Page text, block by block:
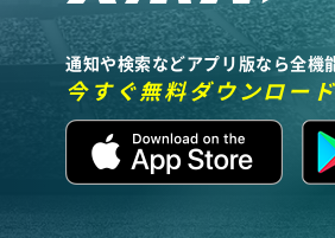
通知や検索などアプリ版なら全機
今すぐ無料ダウンロード